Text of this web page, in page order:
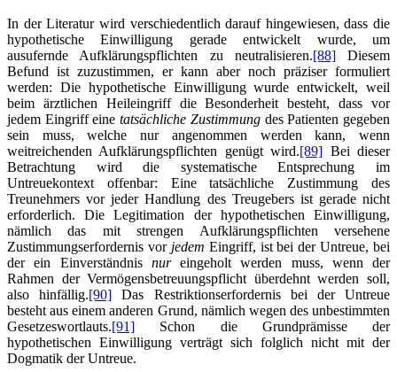
In der Literatur wird verschiedentlich darauf hingewiesen, dass die
hypothetische Einwilligung gerade entwickelt wurde, um
ausufernde Aufklärungspflichten zu neutralisieren.[88]Diesem
Befund ist zuzustimmen, er kann aber noch präziser formuliert
werden: Die hypothetische Einwilligung wurde entwickelt, weil
beim ärztlichen Heileingriff die Besonderheit besteht, dass vor
jedem Eingriff einetatsächliche Zustimmungdes Patienten gegeben
sein muss, welche nur angenommen werden kann, wenn
weitreichenden Aufklärungspflichten genügt wird.[89] Bei dieser
Betrachtung wird die systematische Entsprechung im
Untreuekontext offenbar: Eine tatsächliche Zustimmung des
Treunehmers vor jeder Handlung des Treugebers ist gerade nicht
erforderlich. Die Legitimation der hypothetischen Einwilligung,
nämlich das mit strengen Aufklärungspflichten versehene
Zustimmungserfordernis vor jedem Eingriff, ist bei der Untreue, bei
der ein Einverständnis nureingeholt werden muss, wenn der
Rahmen der Vermögensbetreuungspflicht überdehnt werden soll,
also hinfällig.[90] Das Restriktionserfordernis bei der Untreue
besteht aus einem anderen Grund, nämlich wegen des unbestimmten
Gesetzeswortlauts.[91] Schon die Grundprämisse der
hypothetischen Einwilligung verträgt sich folglich nicht mit der
Dogmatik der Untreue.